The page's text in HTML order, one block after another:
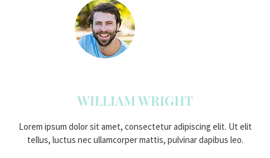
WILLIAM WRIGHT
Lorem ipsum dolor sit amet, consectetur adipiscing elit. Ut elit
tellus, luctus nec ullamcorper mattis, pulvinar dapibus leo.